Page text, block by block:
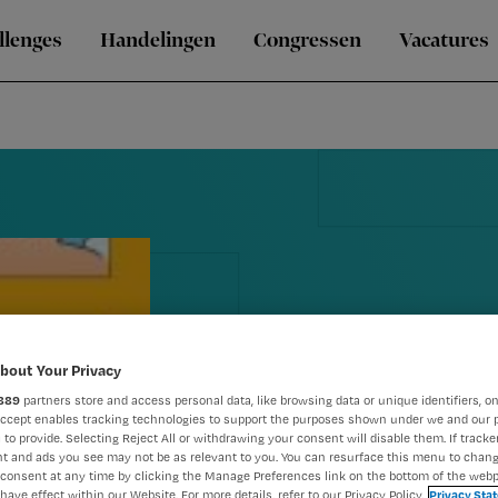
Handelingen Congressen Vacatures
Tips voor
ziekenhuis
Your Privacy
partners store and access personal data, like browsing data or unique identifiers,
enables tracking technologies to support the purposes shown under we and our
to provide. Selecting Reject All or withdrawing your consent will disable them. If
and ads you see may not be as relevant to you. You can resurface this menu to
at any time by clicking the Manage Preferences link on the bottom of the
effect within our Website. For more details, refer to our Privacy Policy. Privacy